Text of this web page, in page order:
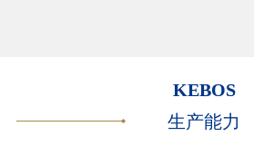
KEBOS
生产能力